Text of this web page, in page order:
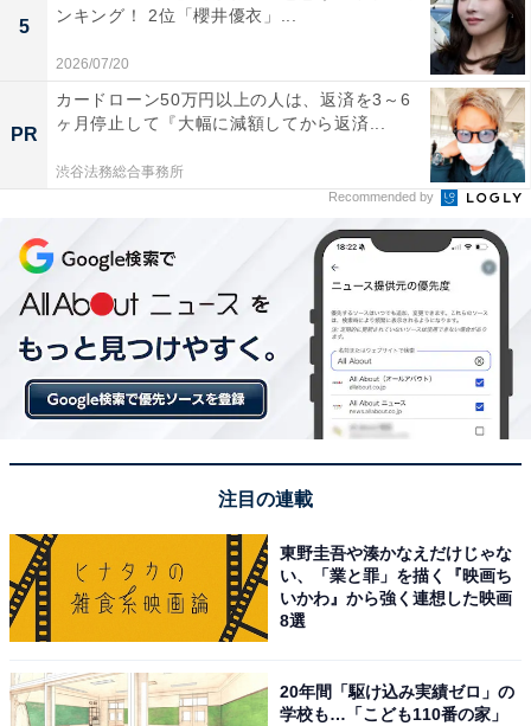
5位までの全ランキング結果を見
こちらもおすすめ
福岡県民が選んだ「住みここち（自治体）」ラ
ンキング！ 2位「福岡市西区」、1位は？
【2025年調査】
5
ンキング！ 2位「櫻井優衣」...
2026/07/20
PR
カードローン50万円以上の人は、返済を3～6
ヶ月停止して『大幅に減額してから返済...
渋谷法務総合事務所
Recommended by
注目の連載
東野圭吾や湊かなえだけじゃな
い、「業と罪」を描く『映画ち
いかわ』から強く連想した映画
8選
20年間「駆け込み実績ゼロ」の
学校も…「こども110番の家」